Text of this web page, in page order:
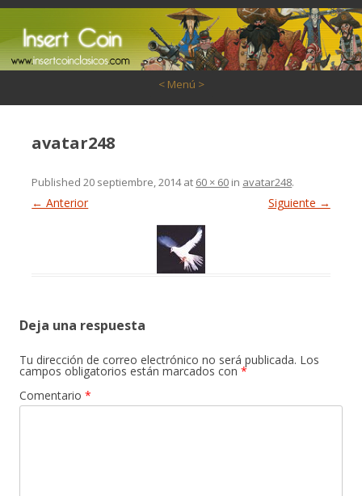
< Menú >
avatar248
Published20 septiembre, 2014at 60 × 60 in avatar248.
← Anterior Siguiente →
Deja una respuesta
Tu dirección de correo electrónico no será publicada. Los
campos obligatorios están marcados con *
Comentario *